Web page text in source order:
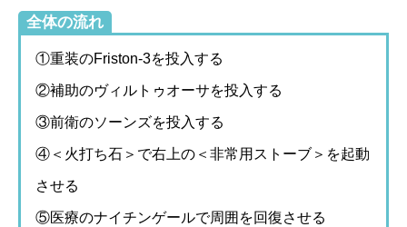
全体の流れ
①重装のFriston-3を投入する
②補助のヴィルトゥオーサを投入する
③前衛のソーンズを投入する
④＜火打ち石＞で右上の＜非常用ストーブ＞を起動
させる
⑤医療のナイチンゲールで周囲を回復させる